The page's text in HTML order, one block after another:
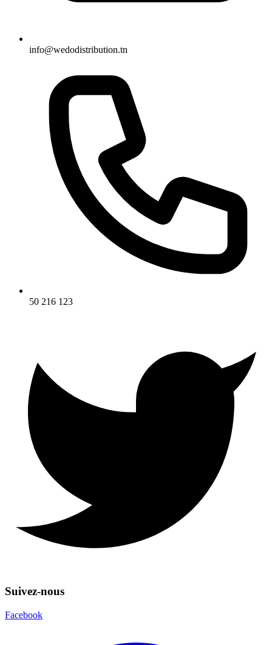
info@wedodistribution.tn
50 216 123
Suivez-nous
Facebook